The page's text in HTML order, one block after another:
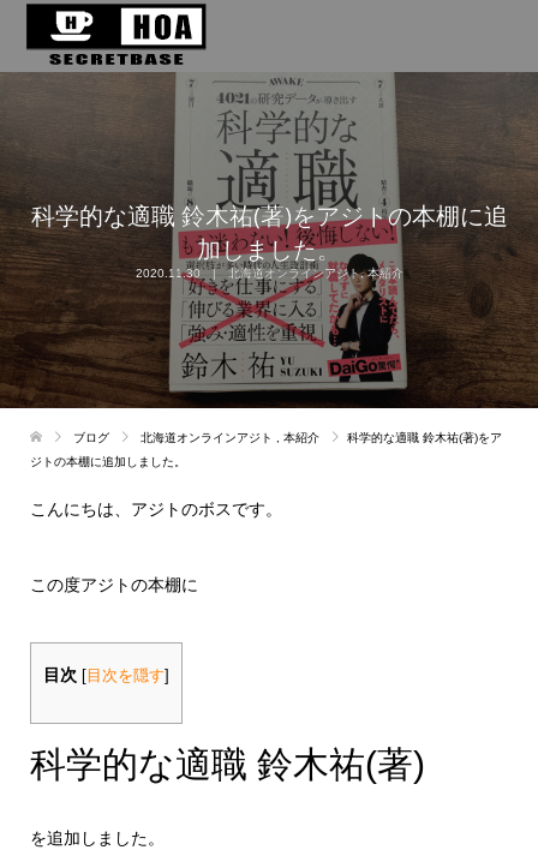
科学的な適職 鈴木祐(著)をアジトの本棚に追
加しました。
2020.11.30 北海道オンラインアジト,本紹介
ブログ 北海道オンラインアジト 本紹介
科学的な適職 鈴木祐(著)をア
ジトの本棚に追加しました。
こんにちは、アジトのボスです。
この度アジトの本棚に
目次 [目次を隠す]
科学的な適職 鈴木祐(著)
を追加しました。